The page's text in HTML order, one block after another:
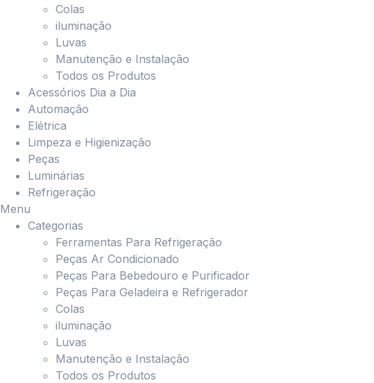
Colas
iluminação
Luvas
Manutenção e Instalação
Todos os Produtos
Acessórios Dia a Dia
Automação
Elétrica
Limpeza e Higienização
Peças
Luminárias
Refrigeração
Menu
Categorias
Ferramentas Para Refrigeração
Peças Ar Condicionado
Peças Para Bebedouro e Purificador
Peças Para Geladeira e Refrigerador
Colas
iluminação
Luvas
Manutenção e Instalação
Todos os Produtos